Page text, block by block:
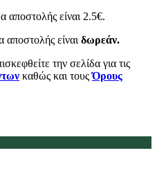
είναι 2.5€.
είναιδωρεάν.
την σελίδα για τις
καθώς και τουςΌρους